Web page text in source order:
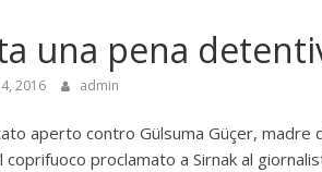
una pena
2016 admin
aperto contro Gülsuma Güçer, madre
proclamato a Sirnak al